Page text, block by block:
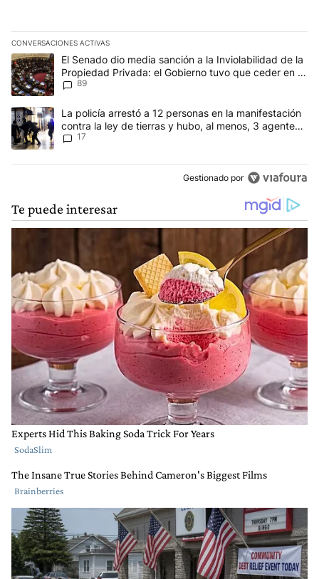
CONVERSACIONES ACTIVAS
Este listado muestra los artículos con más comentarios en los
Un artículo de tendencia con el título "El Senado dio media
El Senado dio media sanción a la Inviolabilidad de la
Propiedad Privada: el Gobierno tuvo que ceder en la
Ley del Manejo del Fuego
89
Un artículo de tendencia con el título "La policía arrestó a 12
La policía arrestó a 12 personas en la manifestación
contra la ley de tierras y hubo, al menos, 3 agentes
heridos
17
Gestionado por